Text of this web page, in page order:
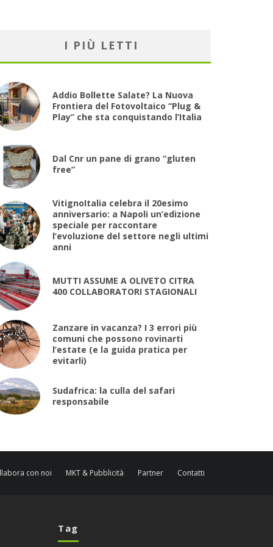
I PIÙ LETTI
Addio Bollette Salate? La Nuova
Frontiera del Fotovoltaico “Plug &
Play” che sta conquistando l’Italia
Dal Cnr un pane di grano “gluten
free”
VitignoItalia celebra il 20esimo
anniversario: a Napoli un’edizione
speciale per raccontare
l’evoluzione del settore negli ultimi
anni
MUTTI ASSUME A OLIVETO CITRA
400 COLLABORATORI STAGIONALI
Zanzare in vacanza? I 3 errori più
comuni che possono rovinarti
l’estate (e la guida pratica per
evitarli)
Sudafrica: la culla del safari
responsabile
con noi MKT & Pubblicità Partner Contatti
Tag